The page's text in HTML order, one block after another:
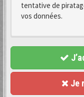
tentative de
vos données.
Je